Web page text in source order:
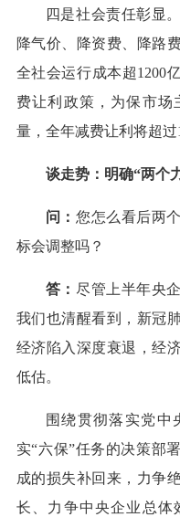
四是社会责任彰显
降气价、降资费、降路
全社会运行成本超1200
费让利政策，为保市场
量，全年减费让利将超过
谈走势：明确“两个
问：您怎么看后两
标会调整吗？
答： 尽管上半年央
我们也清醒看到，新冠
经济陷入深度衰退，经
低估。
围绕贯彻落实党中
实“六保”任务的决策部
成的损失补回来，力争
长、力争中央企业总体